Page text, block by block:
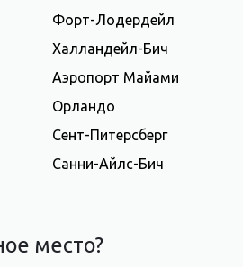
Форт-Лодердейл
Халландейл-Бич
Аэропорт Майами
Орландо
Сент-Питерсберг
Санни-Айлс-Бич
место?